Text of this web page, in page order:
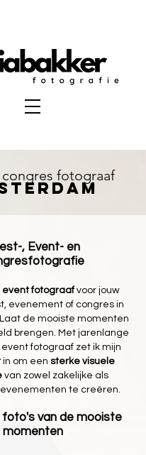
congres fotograaf
, Event- en
event fotograafvoor jouw
evenement of congres in
de mooiste momenten
brengen. Met jarenlange
fotograaf zet ik mijn
in om een sterke visuele
van zowel zakelijke als
te creëren.
van de mooiste
momenten